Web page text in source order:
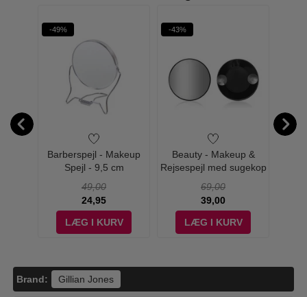
-49%
Barberspejl - Makeup
Spejl - 9,5 cm
49,00
24,95
LÆG I KURV
-43%
Beauty - Makeup &
Rejsespejl med sugekop
69,00
39,00
LÆG I KURV
Brand: Gillian Jones